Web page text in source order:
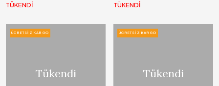
TÜKENDİ TÜKENDİ
Tükendi
ÜCRETSIZ KARGO
Tükendi
ÜCRETSIZ KARGO